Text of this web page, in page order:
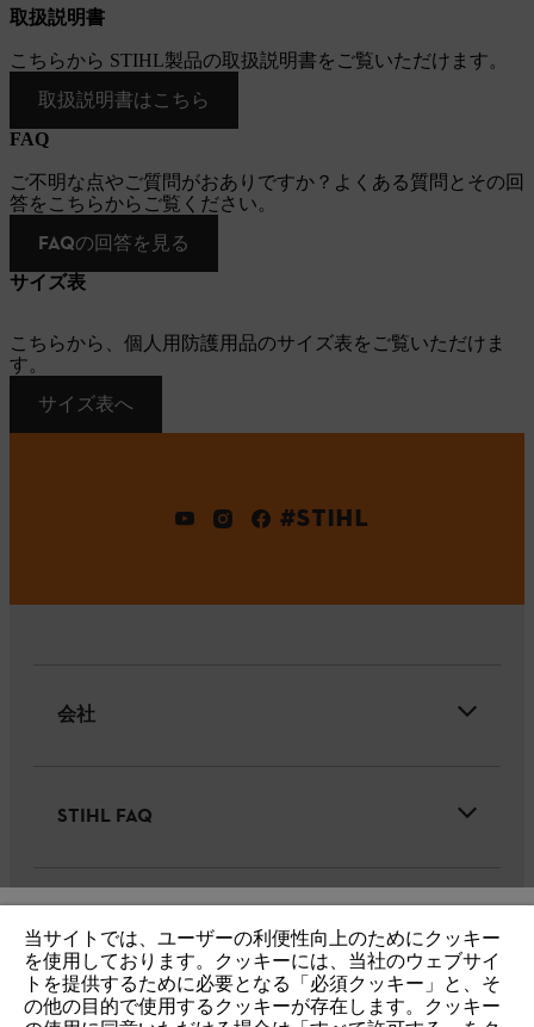
取扱説明書
こちらから STIHL製品の取扱説明書をご覧いただけます。
取扱説明書はこちら
FAQ
ご不明な点やご質問がおありですか？よくある質問とその回
答をこちらからご覧ください。
FAQの回答を見る
サイズ表
こちらから、個人用防護用品のサイズ表をご覧いただけま
す。
サイズ表へ
#STIHL
会社
STIHL FAQ
IHR BROWSER WIRD NICHT
UNTERSTÜTZT
当サイトでは、ユーザーの利便性向上のためにクッキー
を使用しております。クッキーには、当社のウェブサイ
トを提供するために必要となる「必須クッキー」と、そ
の他の目的で使用するクッキーが存在します。クッキー